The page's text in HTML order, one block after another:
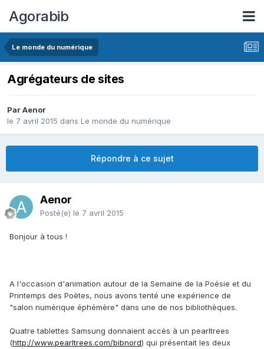
Agorabib
Le monde du numérique
Agrégateurs de sites
Par Aenor
le 7 avril 2015 dans Le monde du numérique
Répondre à ce sujet
Aenor
Posté(e) le 7 avril 2015
Bonjour à tous !
A l'occasion d'animation autour de la Semaine de la Poésie et du
Printemps des Poètes, nous avons tenté une expérience de
"salon numérique éphémère" dans une de nos bibliothèques.
Quatre tablettes Samsung donnaient accès à un pearltrees
(http://www.pearltrees.com/bibnord) qui présentait les deux